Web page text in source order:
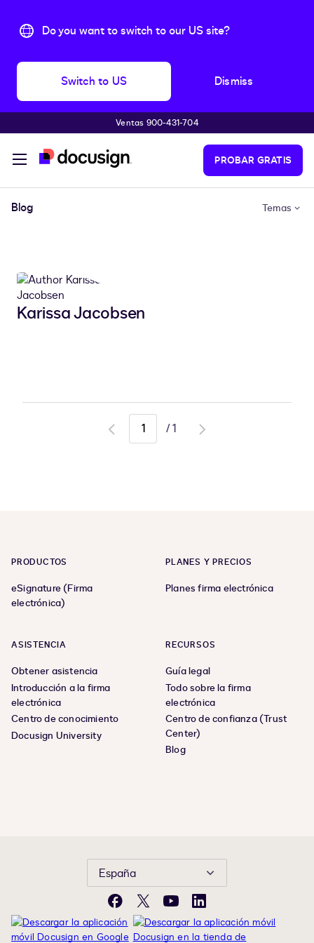
Do you want to switch to our US site?
Switch to US Dismiss
Saltar al contenido principalVentas 900-431-704
PROBAR GRATIS
Blog Temas
Karissa Jacobsen
Go
/1
Go
PRODUCTOS
eSignature (Firma
electrónica)
PLANES Y PRECIOS
Planes firma electrónica
ASISTENCIA
Obtener asistencia
Introducción a la firma
electrónica
Centro de conocimiento
Docusign University
RECURSOS
Guía legal
Todo sobre la firma
electrónica
Centro de confianza (Trust
Center)
Blog
España
Facebook
X YouTubeLinkedIn